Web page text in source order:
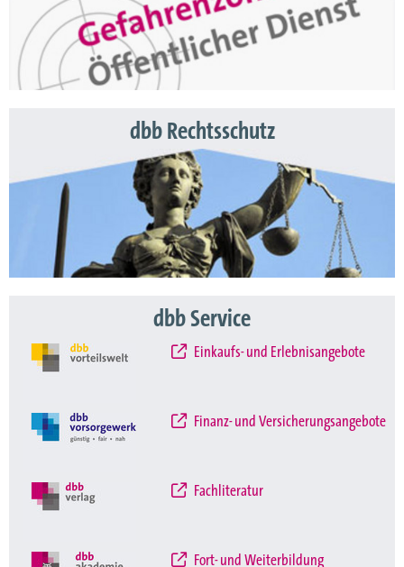
dbb Rechtsschutz
dbb Service
Einkaufs- und Erlebnisangebote
Finanz- und Versicherungsangebote
Fachliteratur
Fort- und Weiterbildung